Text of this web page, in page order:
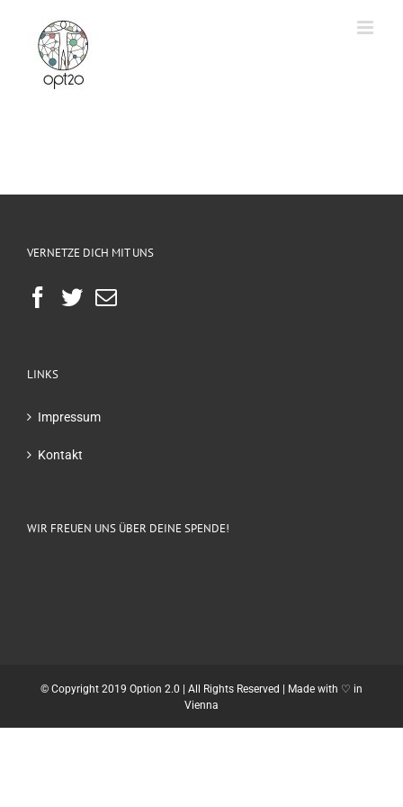
springen
VERNETZE DICH MIT UNS
LINKS
Impressum
Kontakt
WIR FREUEN UNS ÜBER DEINE SPENDE!
© Copyright 2019 Option 2.0 | All Rights Reserved | Made with ♡ in
Vienna